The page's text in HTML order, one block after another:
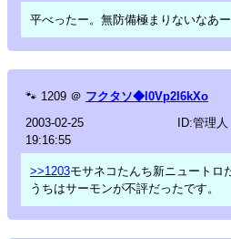
平べったー。無防備極まりないなあー
🐾 1209 ＠ フクタソ◆l0Vp2I6kXo
2003-02-25
19:16:55
ID:管理人
>>1203モサネコたんち新ニュートロ
うちはサーモンが不評だったです。